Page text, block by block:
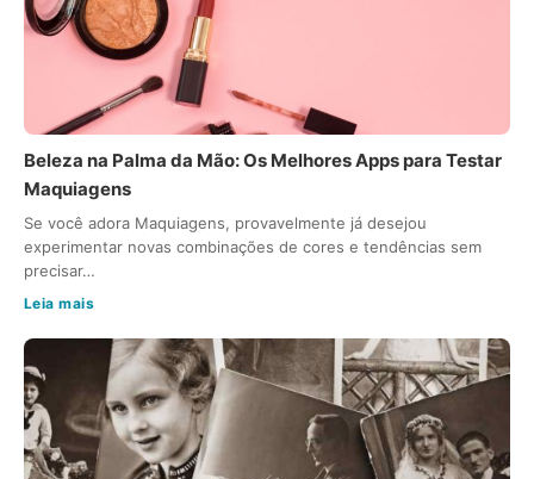
Beleza na Palma da Mão: Os Melhores Apps para Testar
Maquiagens
Se você adora Maquiagens, provavelmente já desejou
experimentar novas combinações de cores e tendências sem
precisar…
Leia mais